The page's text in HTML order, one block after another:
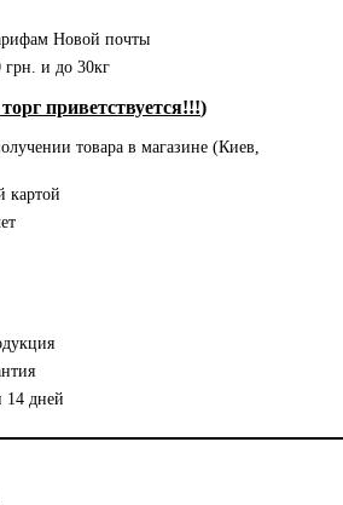
Новой почты
грн. и до 30кг
приветствуется!!!)
товара в магазине (Киев,
картой
14 дней